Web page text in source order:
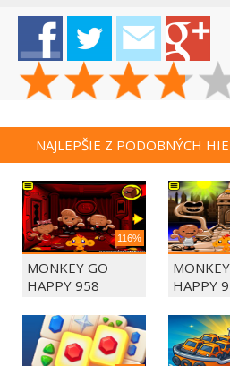
NAJLEPŠIE Z PODOBNÝCH
116%
MONKEY GO
HAPPY 958
HAPPY